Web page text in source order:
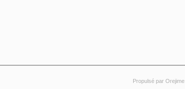
Propulsé par Orejime